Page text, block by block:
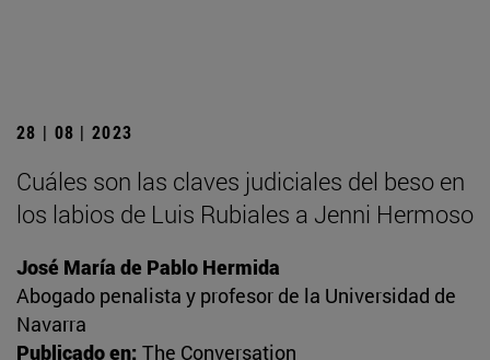
28 | 08 | 2023
Cuáles son las claves judiciales del beso en
los labios de Luis Rubiales a Jenni Hermoso
José María de Pablo Hermida
Abogado penalista y profesor de la Universidad de
Navarra
Publicado en: The Conversation